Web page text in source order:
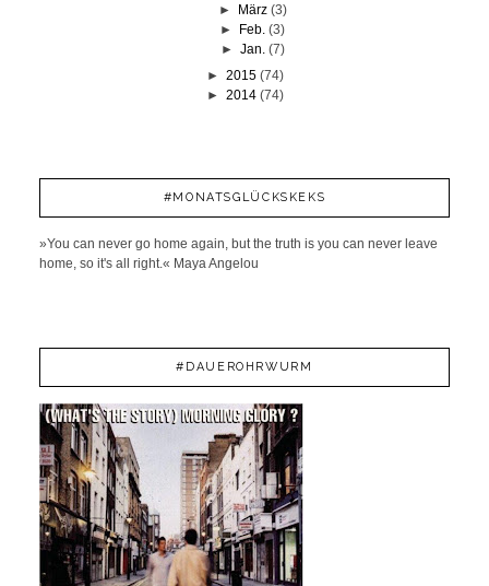
► März (3)
► Feb. (3)
► Jan. (7)
► 2015 (74)
► 2014 (74)
#MONATSGLÜCKSKEKS
»You can never go home again, but the truth is you can never leave
home, so it's all right.« Maya Angelou
#DAUEROHRWURM